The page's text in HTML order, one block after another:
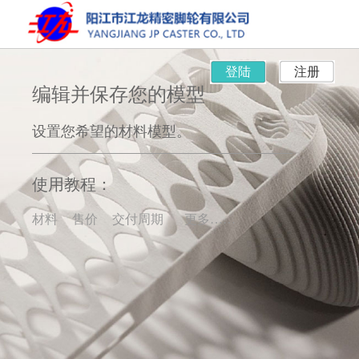
登陆 注册
编辑并保存您的模型
设置您希望的材料模型。
使用教程：
材料 售价 交付周期 更多……